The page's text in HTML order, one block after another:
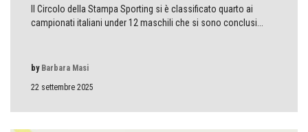
Il Circolo della Stampa Sporting si è classificato quarto ai
campionati italiani under 12 maschili che si sono conclusi...
22 settembre 2025
by Barbara Masi